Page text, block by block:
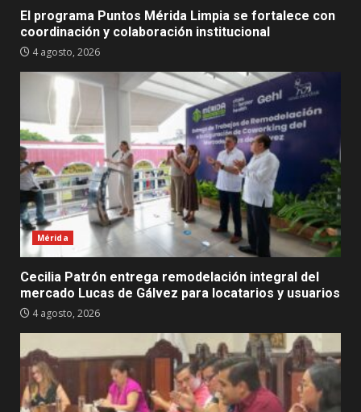
El programa Puntos Mérida Limpia se fortalece con
coordinación y colaboración institucional
4 agosto, 2026
Mérida
Cecilia Patrón entrega remodelación integral del
mercado Lucas de Gálvez para locatarios y usuarios
4 agosto, 2026